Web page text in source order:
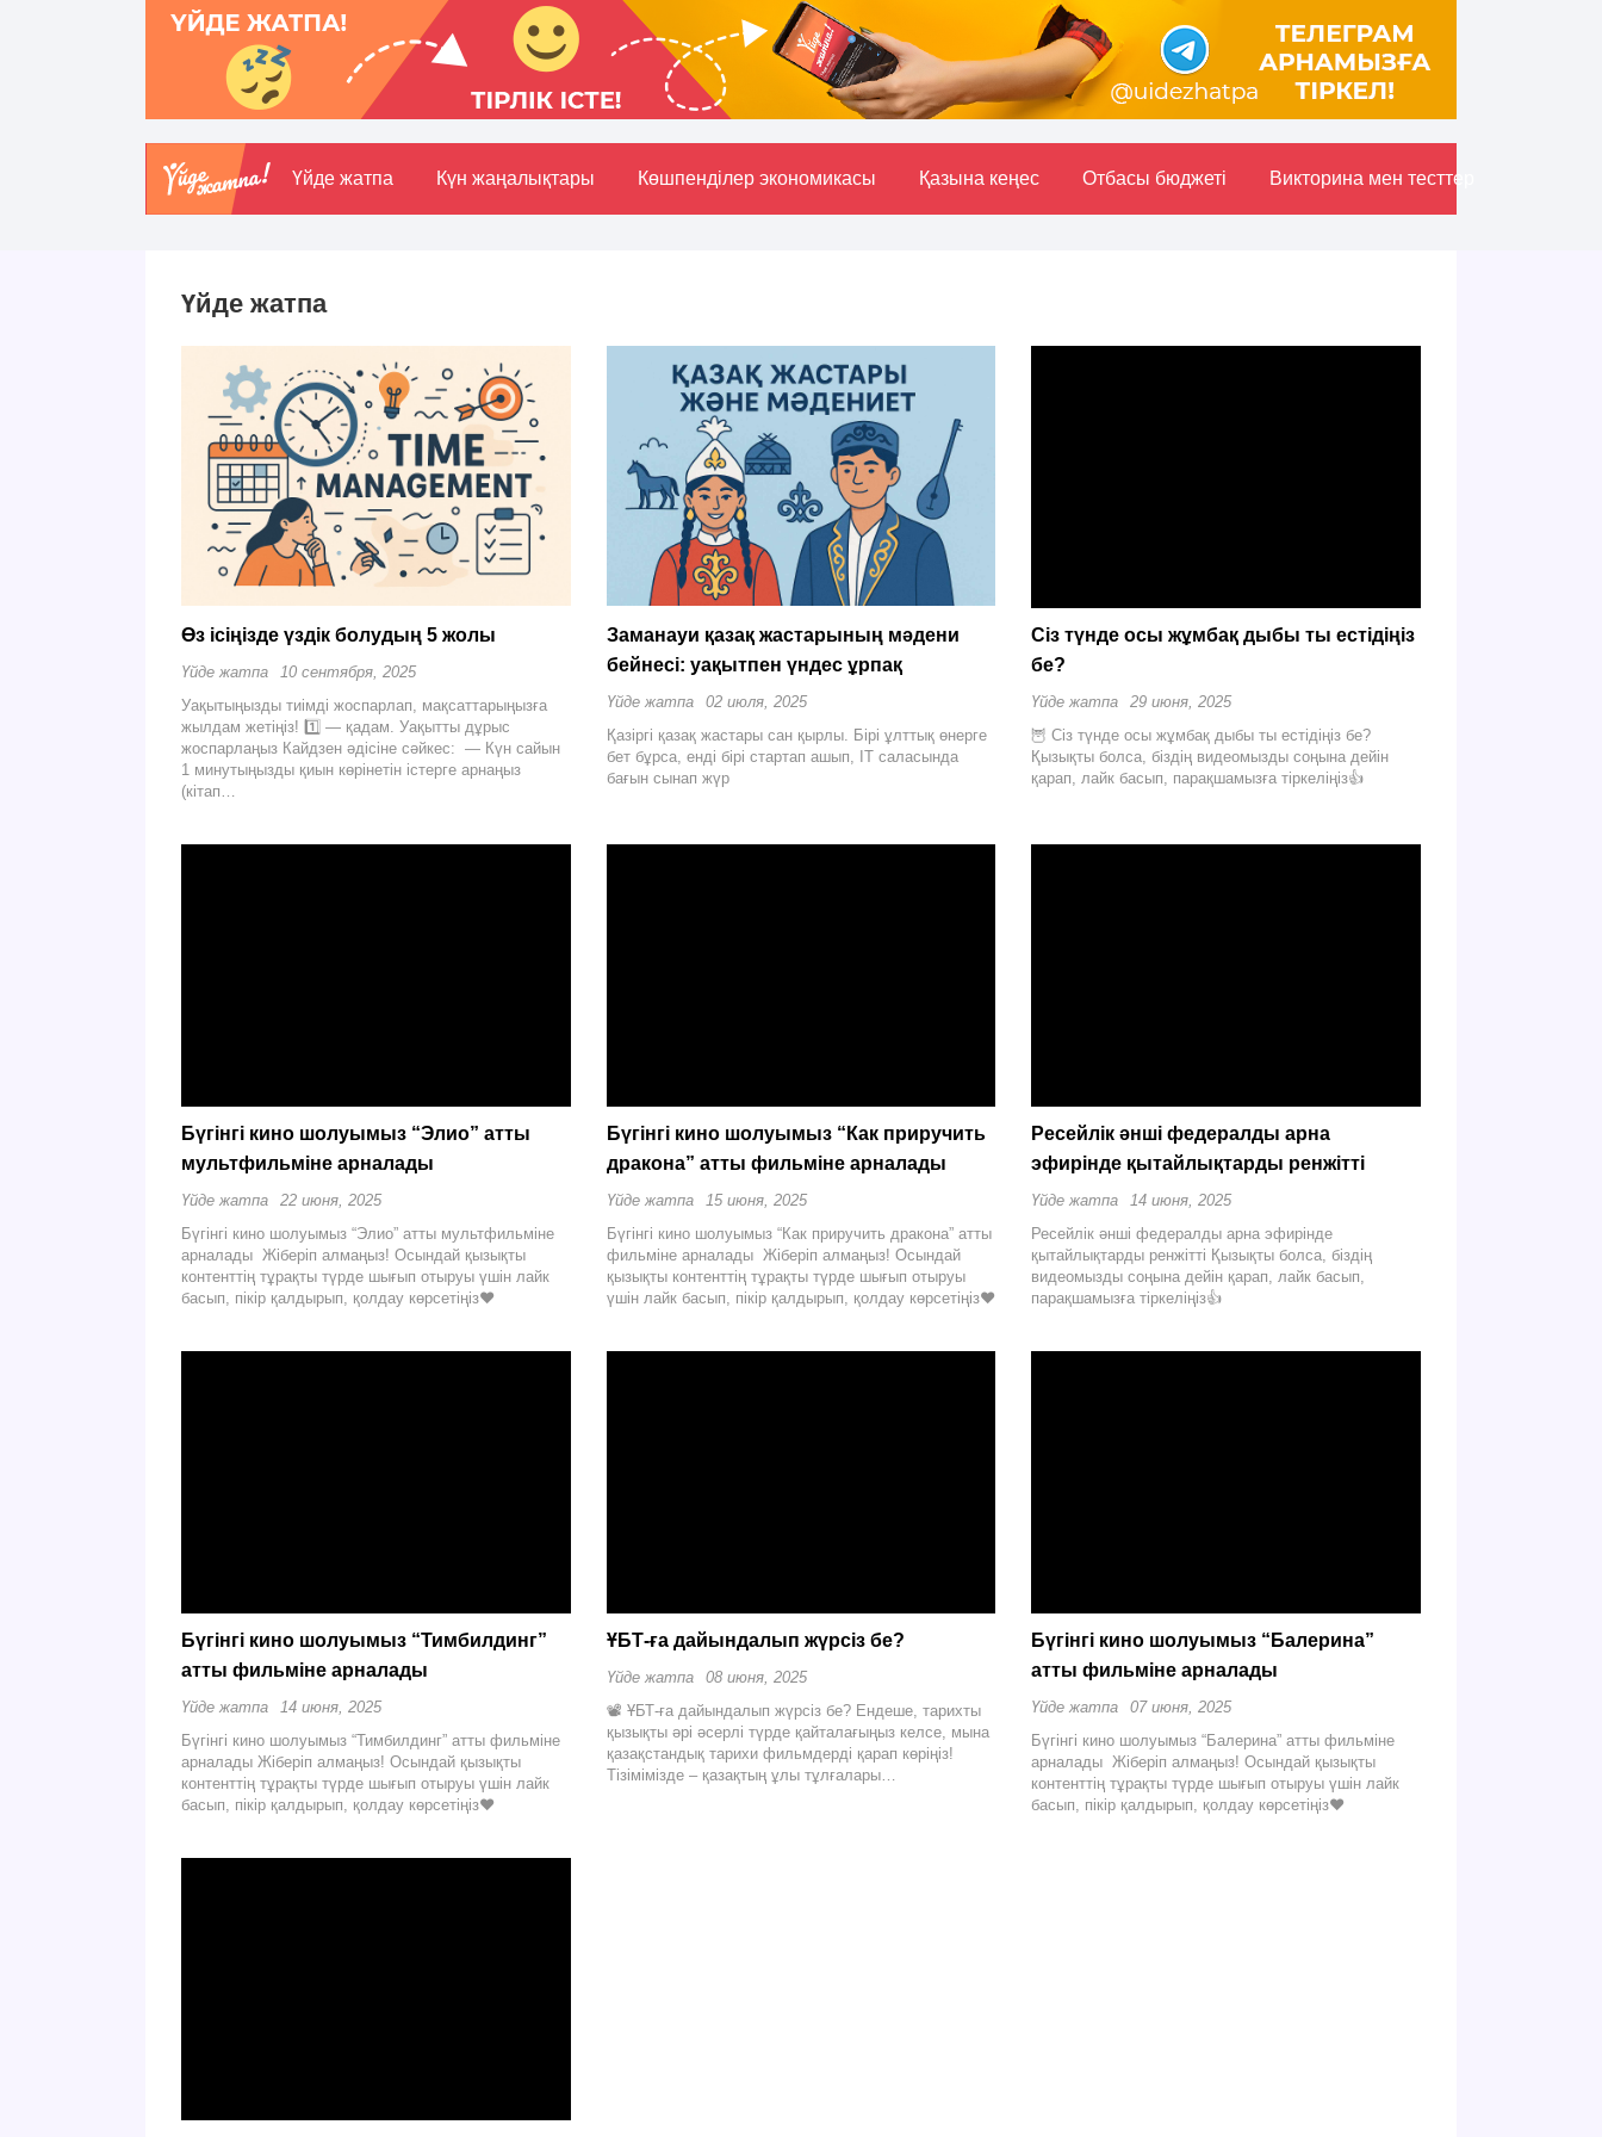
Үйде жатпа Күн жаңалықтары Көшпенділер экономикасы Қазына кеңес Отбасы бюджетi Викторина мен тесттер
Үйде жатпа
Өз ісіңізде үздік болудың 5 жолы
Үйде жатпа
10 сентября, 2025
Уақытыңызды тиімді жоспарлап, мақсаттарыңызға
жылдам жетіңіз! 1️⃣ — қадам. Уақытты дұрыс
жоспарлаңыз Кайдзен әдісіне сәйкес: — Күн сайын
1 минутыңызды қиын көрінетін істерге арнаңыз
(кітап…
Заманауи қазақ жастарының мәдени
бейнесі: уақытпен үндес ұрпақ
Үйде жатпа
02 июля, 2025
Қазіргі қазақ жастары сан қырлы. Бірі ұлттық өнерге
бет бұрса, енді бірі стартап ашып, IT саласында
бағын сынап жүр
Сіз түнде осы жұмбақ дыбы ты естідіңіз
бе?
Үйде жатпа
29 июня, 2025
🦉 Сіз түнде осы жұмбақ дыбы ты естідіңіз бе?
Қызықты болса, біздің видеомызды соңына дейін
қарап, лайк басып, парақшамызға тіркеліңіз👍
Бүгінгі кино шолуымыз “Элио” атты
мультфильміне арналады
Үйде жатпа
22 июня, 2025
Бүгінгі кино шолуымыз “Элио” атты мультфильміне
арналады Жіберіп алмаңыз! Осындай қызықты
контенттің тұрақты түрде шығып отыруы үшін лайк
басып, пікір қалдырып, қолдау көрсетіңіз❤
Бүгінгі кино шолуымыз “Как приручить
дракона” атты фильміне арналады
Үйде жатпа
15 июня, 2025
Бүгінгі кино шолуымыз “Как приручить дракона” атты
фильміне арналады Жіберіп алмаңыз! Осындай
қызықты контенттің тұрақты түрде шығып отыруы
үшін лайк басып, пікір қалдырып, қолдау көрсетіңіз❤
Ресейлік әнші федералды арна
эфирінде қытайлықтарды ренжітті
Үйде жатпа
14 июня, 2025
Ресейлік әнші федералды арна эфирінде
қытайлықтарды ренжітті Қызықты болса, біздің
видеомызды соңына дейін қарап, лайк басып,
парақшамызға тіркеліңіз👍
Бүгінгі кино шолуымыз “Тимбилдинг”
атты фильміне арналады
Үйде жатпа
14 июня, 2025
Бүгінгі кино шолуымыз “Тимбилдинг” атты фильміне
арналады Жіберіп алмаңыз! Осындай қызықты
контенттің тұрақты түрде шығып отыруы үшін лайк
басып, пікір қалдырып, қолдау көрсетіңіз❤
ҰБТ-ға дайындалып жүрсіз бе?
Үйде жатпа
08 июня, 2025
📽 ҰБТ-ға дайындалып жүрсіз бе? Ендеше, тарихты
қызықты әрі әсерлі түрде қайталағыңыз келсе, мына
қазақстандық тарихи фильмдерді қарап көріңіз! ⠀
Тізімімізде – қазақтың ұлы тұлғалары…
Бүгінгі кино шолуымыз “Балерина”
атты фильміне арналады
Үйде жатпа
07 июня, 2025
Бүгінгі кино шолуымыз “Балерина” атты фильміне
арналады Жіберіп алмаңыз! Осындай қызықты
контенттің тұрақты түрде шығып отыруы үшін лайк
басып, пікір қалдырып, қолдау көрсетіңіз❤